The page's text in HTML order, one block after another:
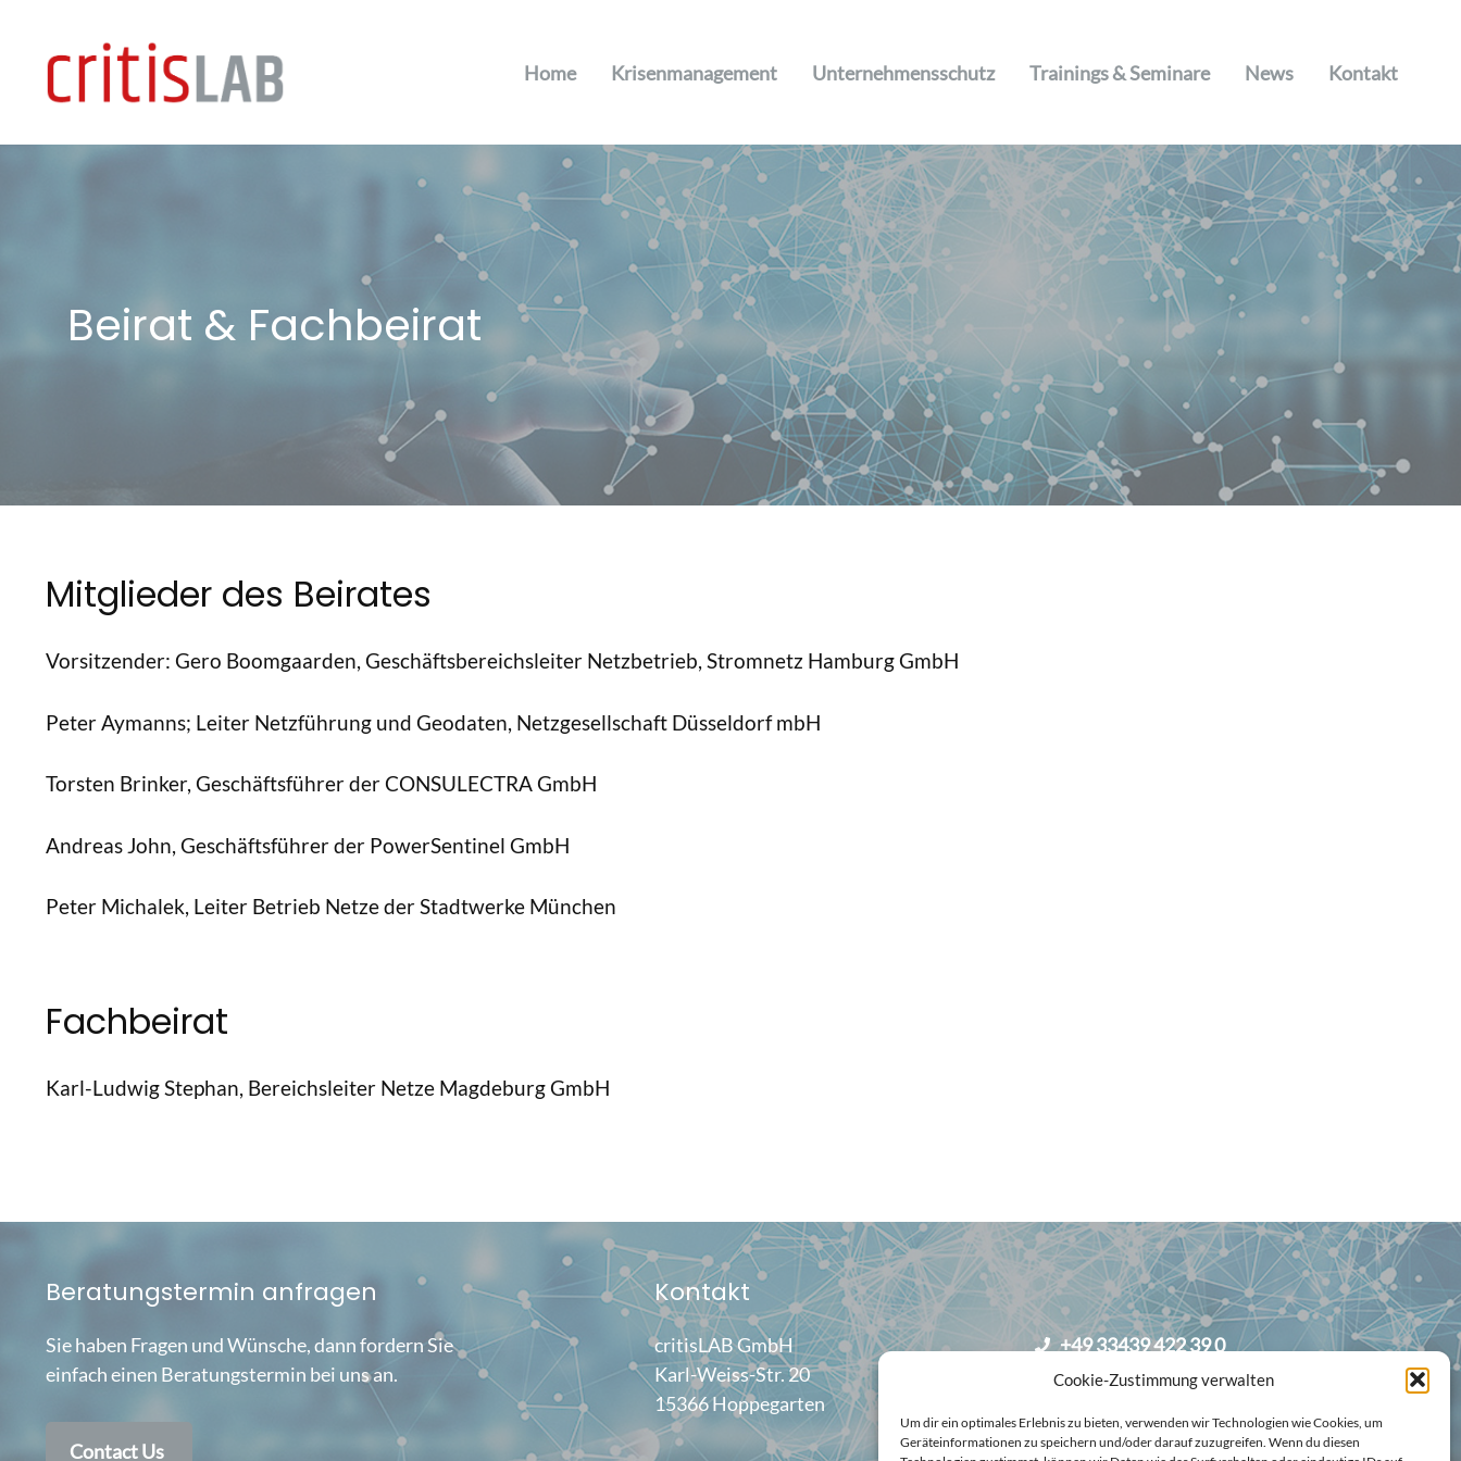
Cookie-Zustimmung verwalten
Um dir ein optimales Erlebnis zu bieten, verwenden wir Technologien wie Cookies, um
Geräteinformationen zu speichern und/oder darauf zuzugreifen. Wenn du diesen
Home Krisenmanagement Unternehmensschutz Trainings & Seminare News Kontakt
Beirat & Fachbeirat
Mitglieder des Beirates
Vorsitzender: Gero Boomgaarden, Geschäftsbereichsleiter Netzbetrieb, Stromnetz Hamburg GmbH
Peter Aymanns; Leiter Netzführung und Geodaten, Netzgesellschaft Düsseldorf mbH
Torsten Brinker, Geschäftsführer der CONSULECTRA GmbH
Andreas John, Geschäftsführer der PowerSentinel GmbH
Peter Michalek, Leiter Betrieb Netze der Stadtwerke München
Fachbeirat
Karl-Ludwig Stephan, Bereichsleiter Netze Magdeburg GmbH
Beratungstermin anfragen
Sie haben Fragen und Wünsche, dann fordern Sie
einfach einen Beratungstermin bei uns an.
Contact Us
Kontakt
critisLAB GmbH
Karl-Weiss-Str. 20
15366 Hoppegarten
+49 33439 422 39 0
info@critislab.de